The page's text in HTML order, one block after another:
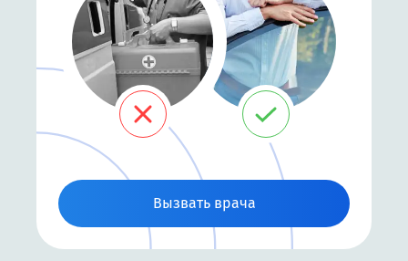
Вызвать врача